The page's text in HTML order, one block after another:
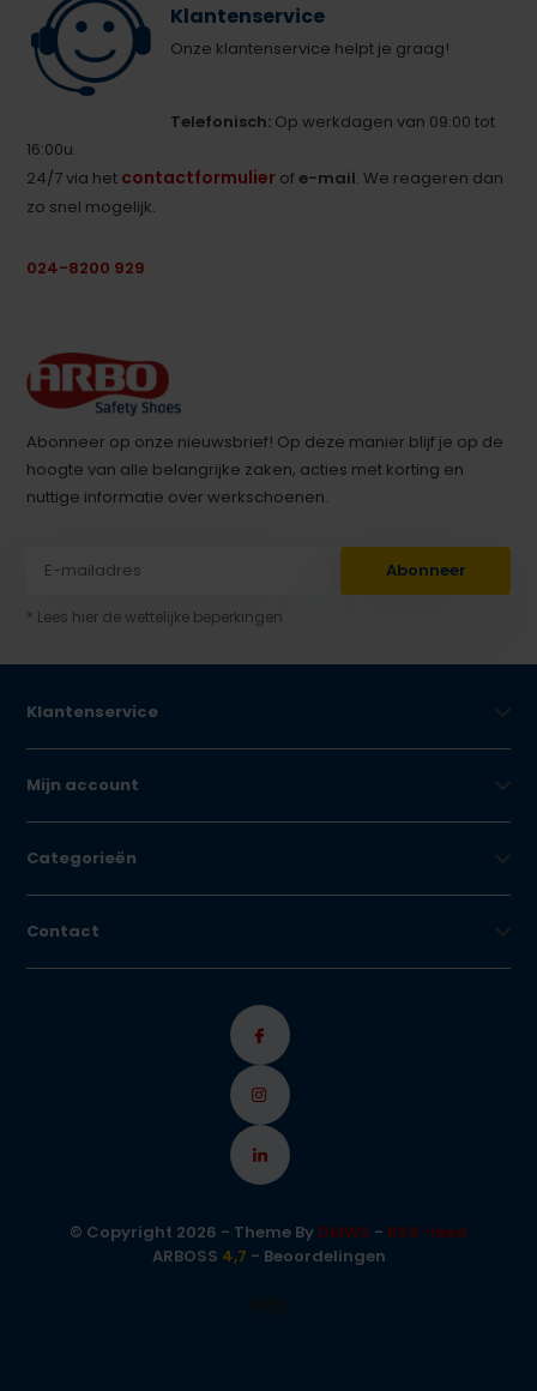
Klantenservice
Onze klantenservice helpt je graag!
Telefonisch: Op werkdagen van 09:00 tot
16:00u.
24/7 via het contactformulier ofe-mail. We reageren dan
zo snel mogelijk.
024-8200 929
Abonneer op onze nieuwsbrief! Op deze manier blijf je op de
hoogte van alle belangrijke zaken, acties met korting en
nuttige informatie over werkschoenen.
Abonneer
* Lees hier de wettelijke beperkingen
Klantenservice
Mijn account
Categorieën
Contact
© Copyright 2026 - Theme By DMWS - RSS-feed
ARBOSS 4,7 - Beoordelingen